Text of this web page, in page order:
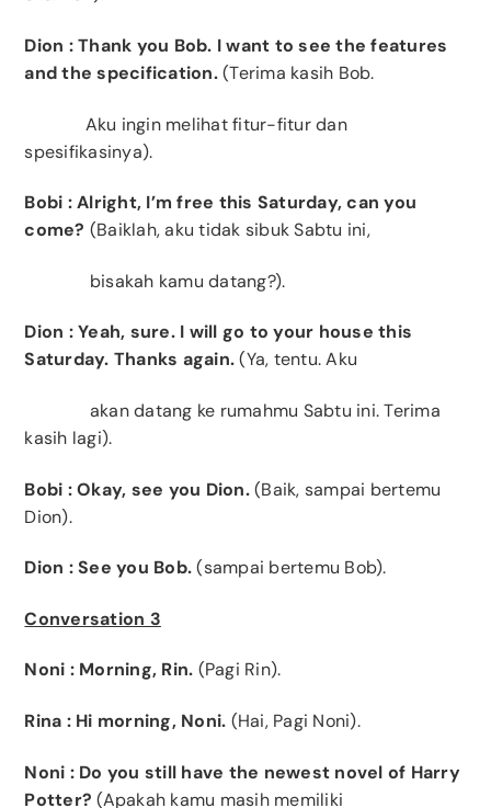
Dion : Thank you Bob. I want to see the features
and the specification.(Terima kasih Bob.
Aku ingin melihat fitur-fitur dan
spesifikasinya).
Bobi : Alright, I’m free this Saturday, can you
come? (Baiklah, aku tidak sibuk Sabtu ini,
bisakah kamu datang?).
Dion : Yeah, sure. I will go to your house this
Saturday. Thanks again.(Ya, tentu. Aku
akan datang ke rumahmu Sabtu ini. Terima
kasih lagi).
Bobi : Okay, see you Dion.(Baik, sampai bertemu
Dion).
Dion : See you Bob.(sampai bertemu Bob).
Conversation 3
Noni : Morning, Rin. (Pagi Rin).
Rina : Hi morning, Noni. (Hai, Pagi Noni).
Noni : Do you still have the newest novel of Harry
Potter?(Apakah kamu masih memiliki